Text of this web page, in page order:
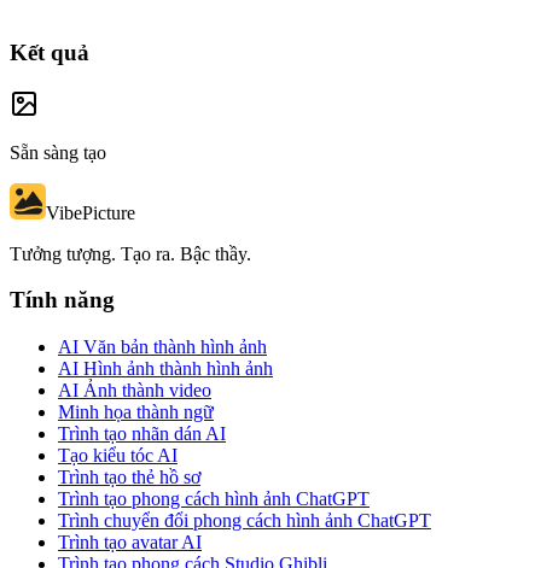
Kết quả
Sẵn sàng tạo
VibePicture
Tưởng tượng. Tạo ra. Bậc thầy.
Tính năng
AI Văn bản thành hình ảnh
AI Hình ảnh thành hình ảnh
AI Ảnh thành video
Minh họa thành ngữ
Trình tạo nhãn dán AI
Tạo kiểu tóc AI
Trình tạo thẻ hồ sơ
Trình tạo phong cách hình ảnh ChatGPT
Trình chuyển đổi phong cách hình ảnh ChatGPT
Trình tạo avatar AI